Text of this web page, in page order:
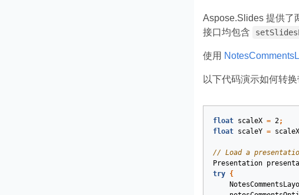
Aspose.Slides 提供
接口均包含
使用
以下代码演示如何转
float scaleX = 2;
float
scaleY = scaleX
// Load a
Presentation
try
{